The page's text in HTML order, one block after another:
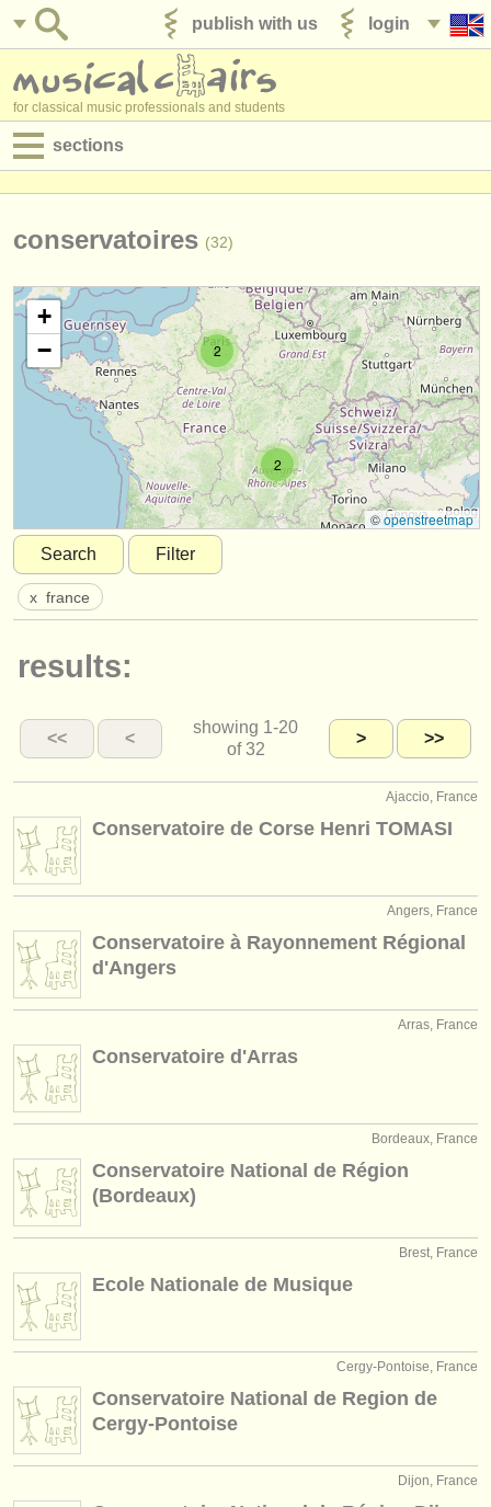
login
publish with us
for classical music professionals and students
sections
admin jobs
degree courses
courses
competitions
instrument sales
stolen instruments
directories:
youth orchestras
contact us
classical music news
publishers:
find out about our
ATSfaq
login
conservatoires (32)
2
2
+
−
©openstreetmap
Search
Filter
x france
results:
<< <
showing 1-20
of 32
> >>
Ajaccio, France
Conservatoire de Corse Henri TOMASI
Angers, France
Conservatoire à Rayonnement Régional
d'Angers
Arras, France
Conservatoire d'Arras
Bordeaux, France
Conservatoire National de Région
(Bordeaux)
Brest, France
Ecole Nationale de Musique
Cergy-Pontoise, France
Conservatoire National de Region de
Cergy-Pontoise
Dijon, France